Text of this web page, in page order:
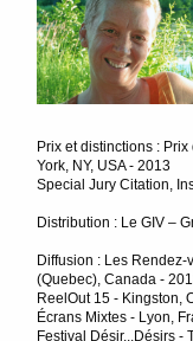
Prix et distinctions :
York, NY, USA - 2013
Special Jury Citation,
Distribution : Le GIV –
Diffusion : Les
(Quebec), Canada -
ReelOut 15 - Kingston,
Écrans Mixtes - Lyon,
Festival Désir...Désirs -